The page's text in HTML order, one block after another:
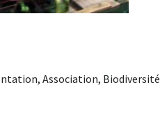
,Association, Biodiversité